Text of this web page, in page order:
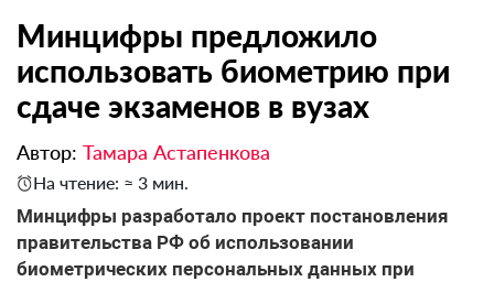
Минцифры предложило
использовать биометрию при
сдаче экзаменов в вузах
Автор: Тамара Астапенкова
На чтение: ≈ 3 мин.
Минцифры разработало проект постановления
правительства РФ об использовании
биометрических персональных данных при